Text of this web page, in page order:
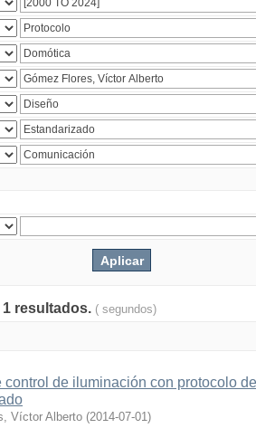
resultados. ( segundos)
control de iluminación con protocolo
Víctor Alberto (2014-07-01)